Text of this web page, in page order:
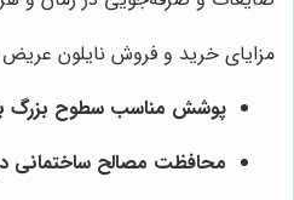
مزایای خرید و فروش نایلون
پوشش مناسب سطوح بزرگ
محافظت مصالح ساختمانی